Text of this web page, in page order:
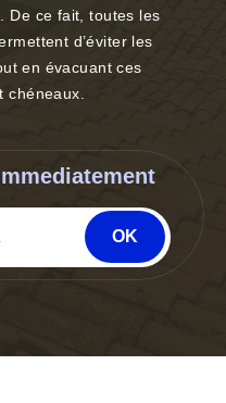
De ce fait, toutes les
d’éviter les
en évacuant ces
chéneaux.